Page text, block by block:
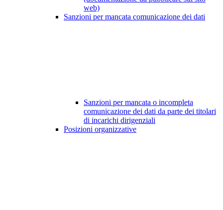
web)
Sanzioni per mancata comunicazione dei dati
Sanzioni per mancata o incompleta
comunicazione dei dati da parte dei titolari
di incarichi dirigenziali
Posizioni organizzative